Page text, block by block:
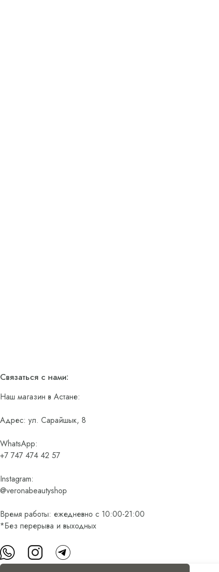
Связаться с нами:
Наш магазин в Астане:
Адрес: ул. Сарайшык, 8
WhatsApp:
+7 747 474 42 57
Instagram:
@veronabeautyshop
Время работы: ежедневно с 10:00-21:00
*Без перерыва и выходных